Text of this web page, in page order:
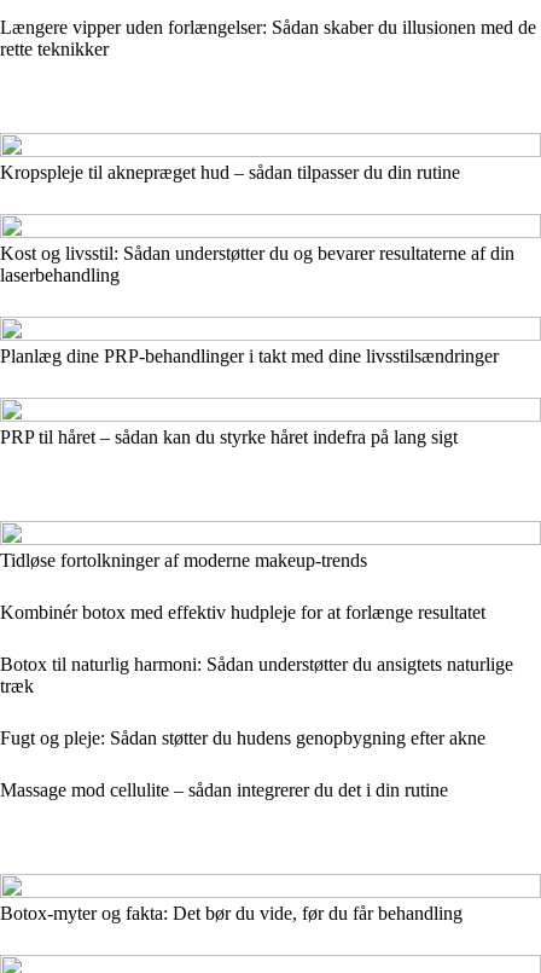
Længere vipper uden forlængelser: Sådan skaber du illusionen med de
rette teknikker
Kropspleje til aknepræget hud – sådan tilpasser du din rutine
Kost og livsstil: Sådan understøtter du og bevarer resultaterne af din
laserbehandling
Planlæg dine PRP-behandlinger i takt med dine livsstilsændringer
PRP til håret – sådan kan du styrke håret indefra på lang sigt
Tidløse fortolkninger af moderne makeup-trends
Kombinér botox med effektiv hudpleje for at forlænge resultatet
Botox til naturlig harmoni: Sådan understøtter du ansigtets naturlige
træk
Fugt og pleje: Sådan støtter du hudens genopbygning efter akne
Massage mod cellulite – sådan integrerer du det i din rutine
Botox-myter og fakta: Det bør du vide, før du får behandling